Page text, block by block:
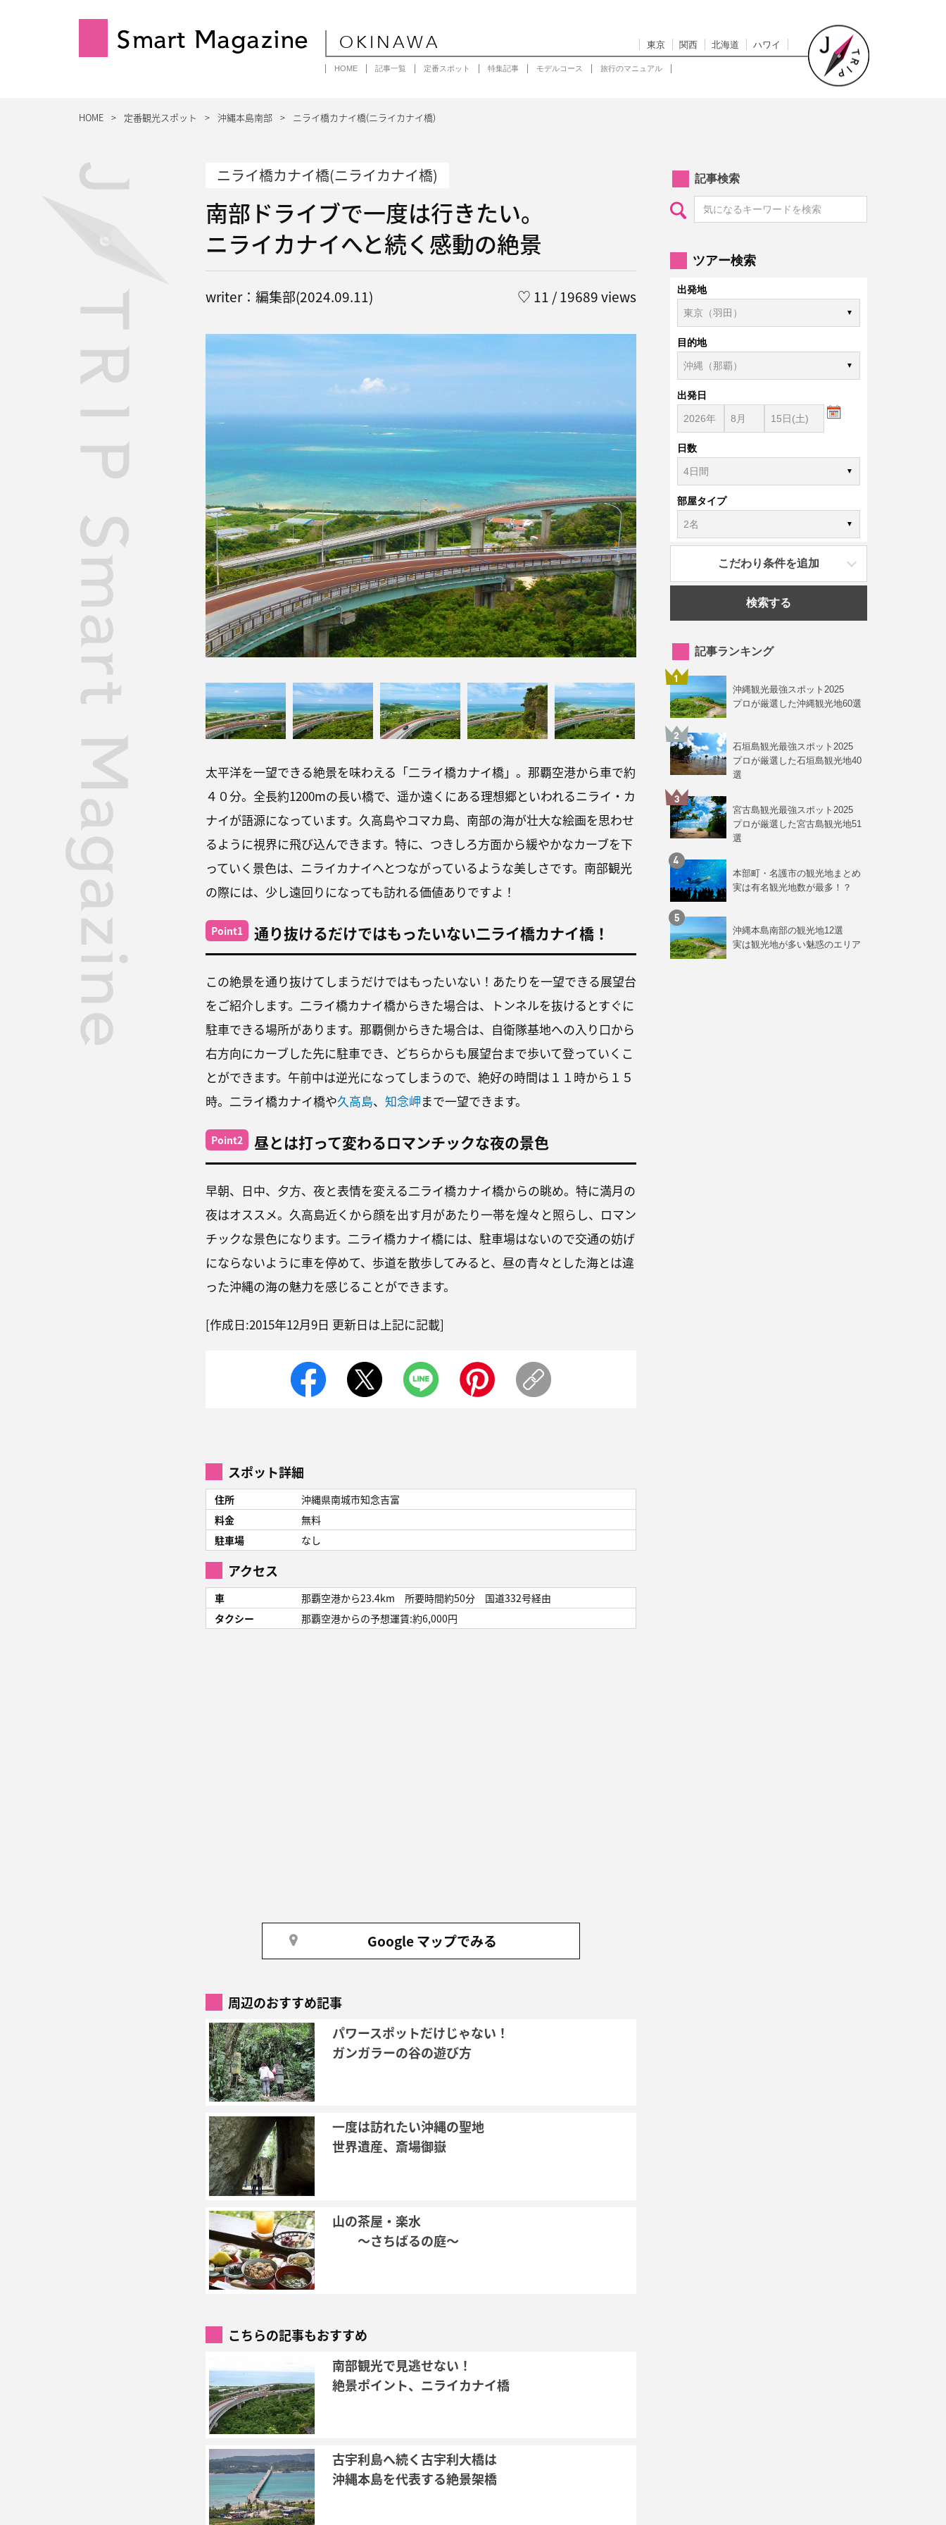
Smart Magazine OKINAWA 東京 関西 北海道 ハワイ
HOME 記事一覧 定番スポット 特集記事 モデルコース 旅行のマニュアル
HOME 定番観光スポット 沖縄本島南部 ニライ橋カナイ橋(ニライカナイ橋)
ニライ橋カナイ橋(ニライカナイ橋)
南部ドライブで一度は行きたい。
ニライカナイへと続く感動の絶景
writer：編集部(2024.09.11) ♡ 11 / 19689 views
太平洋を一望できる絶景を味わえる「二ライ橋カナイ橋」。那覇空港から車で約
４０分。全長約1200mの長い橋で、遥か遠くにある理想郷といわれるニライ・カ
ナイが語源になっています。久高島やコマカ島、南部の海が壮大な絵画を思わせ
るように視界に飛び込んできます。特に、つきしろ方面から緩やかなカーブを下
っていく景色は、ニライカナイへとつながっているような美しさです。南部観光
の際には、少し遠回りになっても訪れる価値ありですよ！
Point1 通り抜けるだけではもったいない二ライ橋カナイ橋！
この絶景を通り抜けてしまうだけではもったいない！あたりを一望できる展望台
をご紹介します。二ライ橋カナイ橋からきた場合は、トンネルを抜けるとすぐに
駐車できる場所があります。那覇側からきた場合は、自衛隊基地への入り口から
右方向にカーブした先に駐車でき、どちらからも展望台まで歩いて登っていくこ
とができます。午前中は逆光になってしまうので、絶好の時間は１１時から１５
時。二ライ橋カナイ橋や久高島、 知念岬まで一望できます。
Point2 昼とは打って変わるロマンチックな夜の景色
早朝、日中、夕方、夜と表情を変える二ライ橋カナイ橋からの眺め。特に満月の
夜はオススメ。久高島近くから顔を出す月があたり一帯を煌々と照らし、ロマン
チックな景色になります。二ライ橋カナイ橋には、駐車場はないので交通の妨げ
にならないように車を停めて、歩道を散歩してみると、昼の青々とした海とは違
った沖縄の海の魅力を感じることができます。
[作成日:2015年12月9日 更新日は上記に記載]
スポット詳細
住所
沖縄県南城市知念吉富
料金
無料
駐車場
なし
アクセス
車
那覇空港から23.4km 所要時間約50分 国道332号経由
タクシー
那覇空港からの予想運賃:約6,000円
Google マップでみる
周辺のおすすめ記事
パワースポットだけじゃない！
ガンガラーの谷の遊び方
一度は訪れたい沖縄の聖地
世界遺産、斎場御嶽
山の茶屋・楽水
～さちばるの庭～
こちらの記事もおすすめ
南部観光で見逃せない！
絶景ポイント、ニライカナイ橋
古宇利島へ続く古宇利大橋は
沖縄本島を代表する絶景架橋
記事検索
ツアー検索
出発地
目的地
出発日
日数
部屋タイプ
こだわり条件を追加
検索する
記事ランキング
沖縄観光最強スポット2025
プロが厳選した沖縄観光地60選
石垣島観光最強スポット2025
プロが厳選した石垣島観光地40
選
宮古島観光最強スポット2025
プロが厳選した宮古島観光地51
選
本部町・名護市の観光地まとめ
実は有名観光地数が最多！？
沖縄本島南部の観光地12選
実は観光地が多い魅惑のエリア